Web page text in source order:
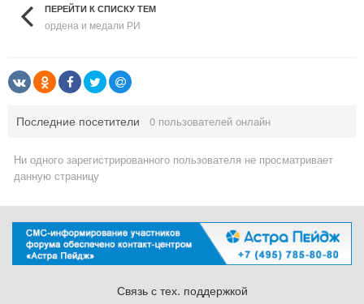
ПЕРЕЙТИ К СПИСКУ ТЕМ
ордена и медали РИ
Последние посетители 0 пользователей онлайн
Ни одного зарегистрированного пользователя не просматривает
данную страницу
Связь с тех. поддержкой